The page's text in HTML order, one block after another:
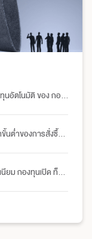
ประกาศรับซื้อคืนหน่วยลงทุนอัตโนมัติ ของ กองทุนเปิด ดาโอ อินคัม สตรีม หน่วยลงทุนชนิดรับซื้อคืนอัตโนมัติ (DAOL-ISTREAM-R)
ประกาศเปลี่ยนแปลงมูลค่าขั้นต่ำของการสั่งซื้อหน่วยลงทุนกองทุนเปิด ท็อป 11 ยูเอสเอ (TOP11USA)
ประกาศเรียกเก็บค่าธรรมเนียม กองทุนเปิด ท็อป 11 ยูเอสเอ (TOP11USA)